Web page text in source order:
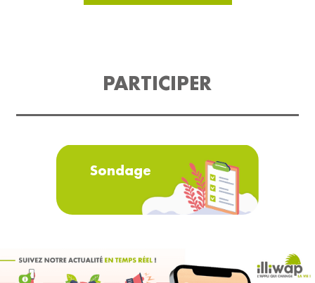
PARTICIPER
Sondage